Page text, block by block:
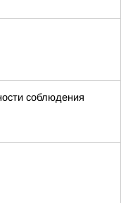
соблюдения